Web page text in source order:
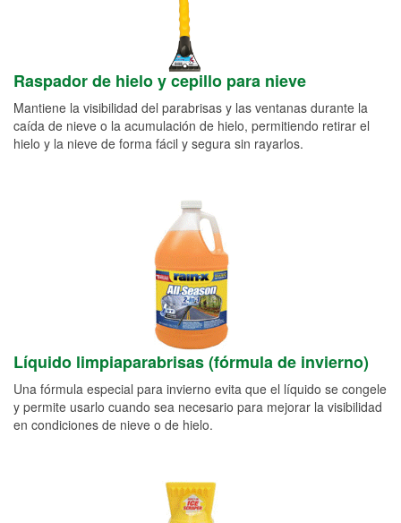
Raspador de hielo y cepillo para nieve
Mantiene la visibilidad del parabrisas y las ventanas durante la
caída de nieve o la acumulación de hielo, permitiendo retirar el
hielo y la nieve de forma fácil y segura sin rayarlos.
Líquido limpiaparabrisas (fórmula de invierno)
Una fórmula especial para invierno evita que el líquido se congele
y permite usarlo cuando sea necesario para mejorar la visibilidad
en condiciones de nieve o de hielo.